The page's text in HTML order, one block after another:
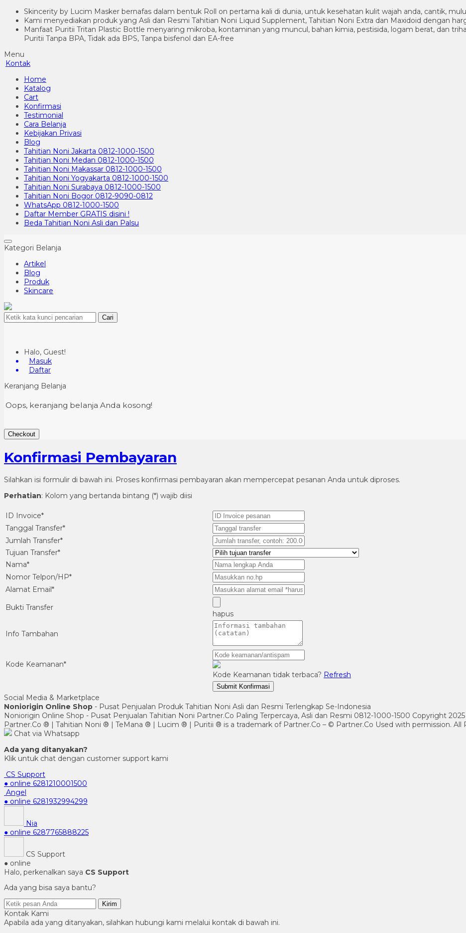
Skincerity by Lucim Masker bernafas dalam bentuk Roll on pertama kali di dunia, untuk kesehatan kulit wajah anda, cantik,
Kami menyediakan produk yang Asli dan Resmi Tahitian Noni Liquid Supplement, Tahitian Noni Extra dan Maxidoid dengan
Manfaat Puritii Tritan Plastic Bottle menyaring mikroba, kontaminan yang muncul, bahan kimia, pestisida, logam berat, dan
Puritii Tanpa BPA, Tidak ada BPS, Tanpa bisfenol dan EA-free
Menu
Kontak
Home
Katalog
Cart
Konfirmasi
Testimonial
Cara Belanja
Kebijakan Privasi
Blog
Tahitian Noni Jakarta 0812-1000-1500
Tahitian Noni Medan 0812-1000-1500
Tahitian Noni Makassar 0812-1000-1500
Tahitian Noni Yogyakarta 0812-1000-1500
Tahitian Noni Surabaya 0812-1000-1500
Tahitian Noni Bogor 0812-9090-0812
WhatsApp 0812-1000-1500
Daftar Member GRATIS disini !
Beda Tahitian Noni Asli dan Palsu
Kategori Belanja
Artikel
Blog
Produk
Skincare
Cari
Halo, Guest!
Masuk
Daftar
Keranjang Belanja
Oops, keranjang belanja Anda kosong!
Checkout
Konfirmasi Pembayaran
Silahkan isi formulir di bawah ini. Proses konfirmasi pembayaran akan mempercepat pesanan Anda untuk diproses.
Perhatian: Kolom yang bertanda bintang (*) wajib diisi
ID Invoice*
Tanggal Transfer*
Jumlah Transfer*
Tujuan Transfer*
Nama*
Nomor Telpon/HP*
Alamat Email*
Bukti Transfer
hapus
Info Tambahan
Kode Keamanan*
Kode Keamanan tidak terbaca? Refresh
Submit Konfirmasi
Social Media & Marketplace
Noniorigin Online Shop - Pusat Penjualan Produk Tahitian Noni Asli dan Resmi Terlengkap Se-Indonesia
Noniorigin Online Shop - Pusat Penjualan Tahitian Noni Partner.Co Paling Terpercaya, Asli dan Resmi 0812-1000-1500 Copyright
Partner.Co ® | Tahitian Noni ® | TeMana ® | Lucim ® | Puritii ® is a trademark of Partner.Co – © Partner.Co Used with permission. All
Chat via Whatsapp
Ada yang ditanyakan?
Klik untuk chat dengan customer support kami
CS Support
● online 6281210001500
Angel
● online 6281932994299
Nia
● online 6287765888225
CS Support
● online
Halo, perkenalkan saya CS Support
Ada yang bisa saya bantu?
Kirim
Kontak Kami
Apabila ada yang ditanyakan, silahkan hubungi kami melalui kontak di bawah ini.